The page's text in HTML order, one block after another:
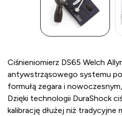
Ciśnieniomierz DS65 Welch
antywstrząsowego systemu
formułą zegara i
Dzięki technologii DuraShock
kalibrację dłużej niż